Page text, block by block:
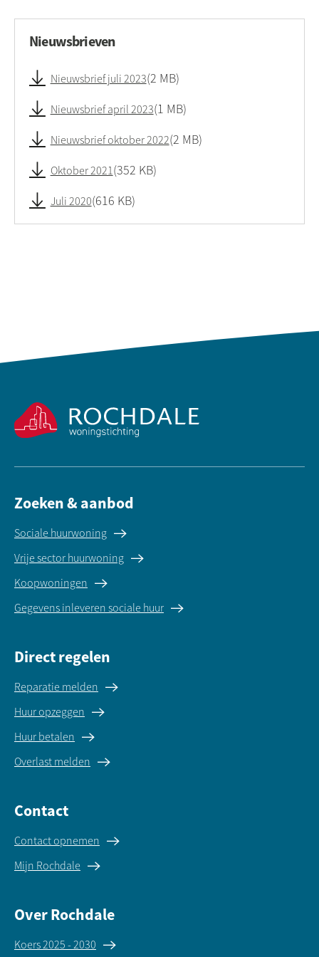
Nieuwsbrieven
Nieuwsbrief juli 2023 2 MB
Nieuwsbrief april 2023 1 MB
Nieuwsbrief oktober 2022 2 MB
Oktober 2021 352 KB
Juli 2020 616 KB
Zoeken & aanbod
Sociale huurwoning
Vrije sector huurwoning
Koopwoningen
Gegevens inleveren sociale huur
Direct regelen
Reparatie melden
Huur opzeggen
Huur betalen
Overlast melden
Contact
Contact opnemen
Mijn Rochdale
Over Rochdale
Koers 2025 - 2030